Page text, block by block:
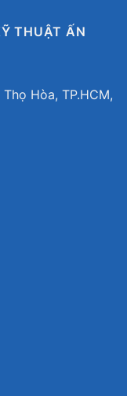
THUẬT ẤN
Hòa, TP.HCM,